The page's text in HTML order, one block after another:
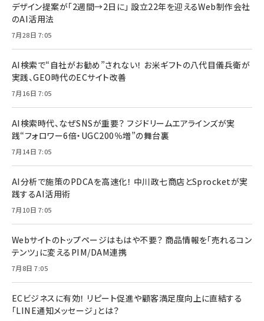
デザイン提案が「2週間→2日に」 設立22年を迎えるWeb制作会社
のAI活用法
7月28日 7:05
AI検索で“自社がお勧め”されない！ お米ギフトの八代目儀兵衛が
実践、GEO時代のECサイト改善
7月16日 7:05
AI検索時代、なぜSNSが重要？ フジドリームエアラインズが実
践“フォロワー6倍・UGC200％増”の舞台裏
7月14日 7:05
AI分析で施策のPDCAを高速化！ 中川政七商店とSprocketが実
践するAI活用術
7月10日 7:05
Webサイトのトップページはもはや不要？ 商品情報を「売れるコン
テンツ」に変えるPIM/DAM連携
7月8日 7:05
ECビジネスに有効！ リピート促進や顧客満足度向上に直結する
「LINE通知メッセージ」とは？